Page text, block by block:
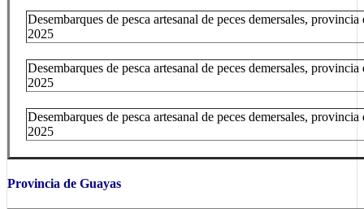
Desembarques de pesca artesanal de peces demersales,
2025
Desembarques de pesca artesanal de peces demersales,
2025
Desembarques de pesca artesanal de peces demersales,
2025
Provincia de Guayas